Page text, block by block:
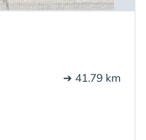
➔ 41.79 km